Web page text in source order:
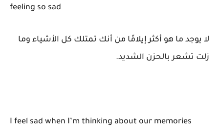
feeling so sad
لا يوجد ما هو أكثر إيلامًا من أنك تمتلك كل الأشياء وما
زلت تشعر بالحزن الشديد.
I feel sad when I’m thinking about our memories